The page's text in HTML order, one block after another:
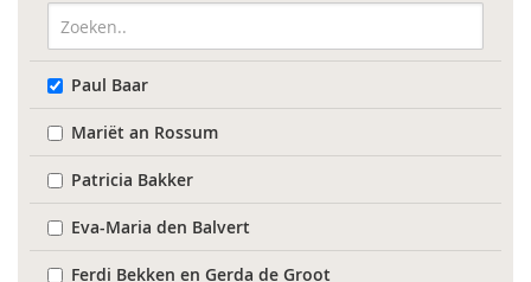
Paul Baar
Mariët an Rossum
Patricia Bakker
Eva-Maria den Balvert
Ferdi Bekken en Gerda de Groot